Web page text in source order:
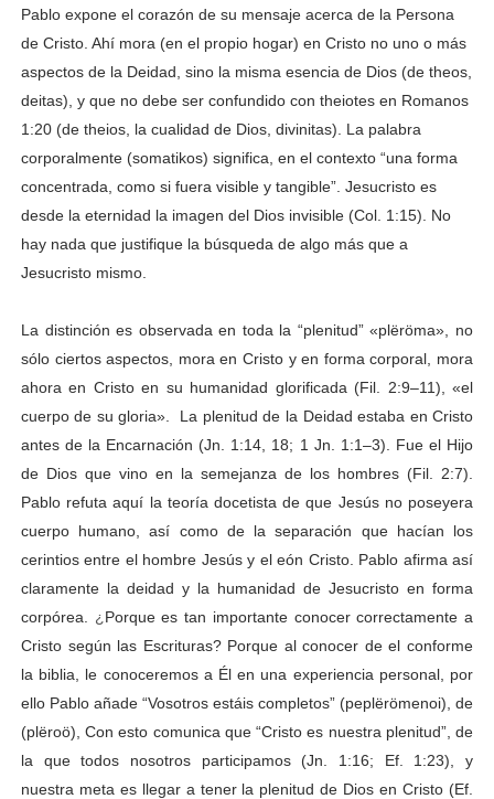
Pablo expone el corazón de su mensaje acerca de la Persona
de Cristo. Ahí mora (en el propio hogar) en Cristo no uno o más
aspectos de la Deidad, sino la misma esencia de Dios (de theos,
deitas), y que no debe ser confundido con theiotes en Romanos
1:20 (de theios, la cualidad de Dios, divinitas). La palabra
corporalmente (somatikos) significa, en el contexto “una forma
concentrada, como si fuera visible y tangible”. Jesucristo es
desde la eternidad la imagen del Dios invisible (Col. 1:15). No
hay nada que justifique la búsqueda de algo más que a
Jesucristo mismo.
La distinción es observada en toda la “plenitud” «plëröma», no
sólo ciertos aspectos, mora en Cristo y en forma corporal, mora
ahora en Cristo en su humanidad glorificada (Fil. 2:9–11), «el
cuerpo de su gloria». La plenitud de la Deidad estaba en Cristo
antes de la Encarnación (Jn. 1:14, 18; 1 Jn. 1:1–3). Fue el Hijo
de Dios que vino en la semejanza de los hombres (Fil. 2:7).
Pablo refuta aquí la teoría docetista de que Jesús no poseyera
cuerpo humano, así como de la separación que hacían los
cerintios entre el hombre Jesús y el eón Cristo. Pablo afirma así
claramente la deidad y la humanidad de Jesucristo en forma
corpórea. ¿ Porque es tan importante conocer correctamente a
Cristo según las Escrituras? Porque al conocer de el conforme
la biblia, le conoceremos a Él en una experiencia personal, por
ello Pablo añade “Vosotros estáis completos” (peplërömenoi), de
(plëroö), Con esto comunica que “Cristo es nuestra plenitud”, de
la que todos nosotros participamos (Jn. 1:16; Ef. 1:23), y
nuestra meta es llegar a tener la plenitud de Dios en Cristo (Ef.